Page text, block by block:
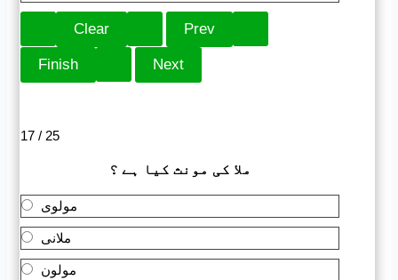
17 / 25
ملا کی مونث کیا ہے ؟
مولوی
ملانی
مولون